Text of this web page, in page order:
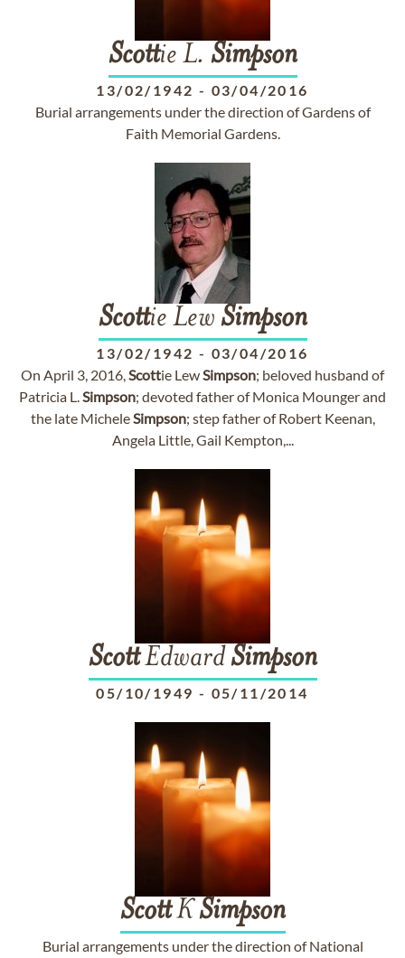
Scottie L. Simpson
13/02/1942 - 03/04/2016
Burial arrangements under the direction of Gardens of
Faith Memorial Gardens.
Scottie Lew Simpson
13/02/1942 - 03/04/2016
On April 3, 2016,Scottie LewSimpson; beloved husband of
Patricia L.Simpson; devoted father of Monica Mounger and
the late MicheleSimpson; step father of Robert Keenan,
Angela Little, Gail Kempton,...
ScottEdwardSimpson
05/10/1949 - 05/11/2014
ScottK Simpson
Burial arrangements under the direction of National